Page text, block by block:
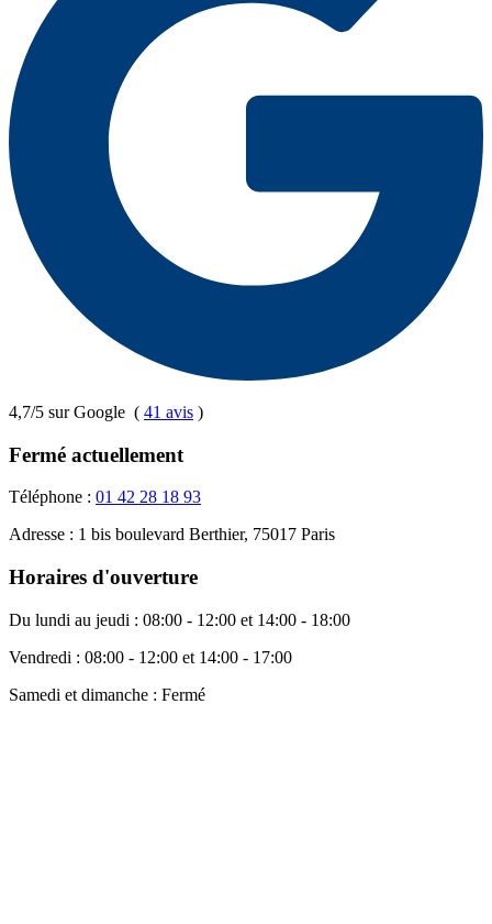
4,7/5 sur Google ( 41 avis )
Fermé actuellement
Téléphone : 01 42 28 18 93
Adresse : 1 bis boulevard Berthier, 75017 Paris
Horaires d'ouverture
Du lundi au jeudi : 08:00 - 12:00 et 14:00 - 18:00
Vendredi : 08:00 - 12:00 et 14:00 - 17:00
Samedi et dimanche : Fermé